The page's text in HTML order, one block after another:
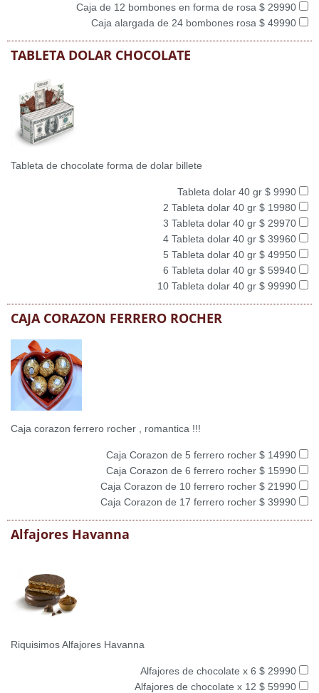
Caja de 12 bombones en forma de rosa $ 29990
Caja alargada de 24 bombones rosa $ 49990
TABLETA DOLAR CHOCOLATE
Tableta de chocolate forma de dolar billete
Tableta dolar 40 gr $ 9990
2 Tableta dolar 40 gr $ 19980
3 Tableta dolar 40 gr $ 29970
4 Tableta dolar 40 gr $ 39960
5 Tableta dolar 40 gr $ 49950
6 Tableta dolar 40 gr $ 59940
10 Tableta dolar 40 gr $ 99990
CAJA CORAZON FERRERO ROCHER
Caja corazon ferrero rocher , romantica !!!
Caja Corazon de 5 ferrero rocher $ 14990
Caja Corazon de 6 ferrero rocher $ 15990
Caja Corazon de 10 ferrero rocher $ 21990
Caja Corazon de 17 ferrero rocher $ 39990
Alfajores Havanna
Riquisimos Alfajores Havanna
Alfajores de chocolate x 6 $ 29990
Alfajores de chocolate x 12 $ 59990